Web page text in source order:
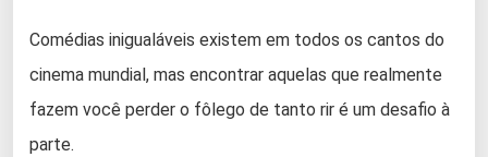
Comédias inigualáveis existem em todos os cantos do
cinema mundial, mas encontrar aquelas que realmente
fazem você perder o fôlego de tanto rir é um desafio à
parte.